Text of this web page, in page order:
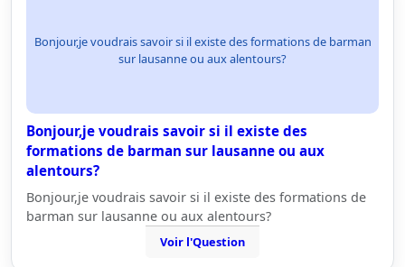
Bonjour,je voudrais savoir si il existe des formations de barman
sur lausanne ou aux alentours?
Bonjour,je voudrais savoir si il existe des
formations de barman sur lausanne ou aux
alentours?
Bonjour,je voudrais savoir si il existe des formations de
barman sur lausanne ou aux alentours?
Voir l'Question